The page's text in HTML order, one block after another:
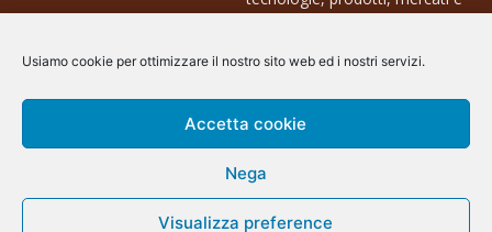
Usiamo cookie per ottimizzare il nostro sito web ed i nostri servizi.
Accetta cookie
Nega
Visualizza preference
Contatti:
info@arscommunication.it
@ArsCommunication 2023